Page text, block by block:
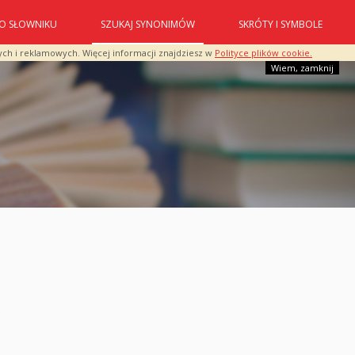
i reklamowych. Więcej informacji znajdziesz w Polityce plików cookie.
Wiem, zamknij
O SŁOWNIKU SZUKAJ SYNONIMÓW SKRÓTY I SYMBOLE